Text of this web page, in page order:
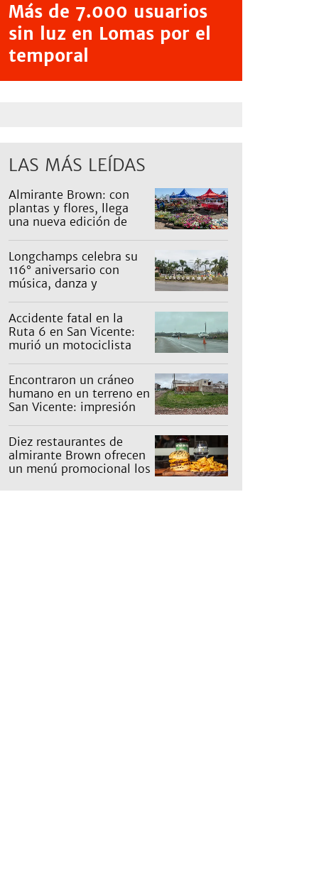
Más de 7.000 usuarios
sin luz en Lomas por el
temporal
LAS MÁS LEÍDAS
Almirante Brown: con
plantas y flores, llega
una nueva edición de
Longchamps celebra su
116° aniversario con
música, danza y
familia
Accidente fatal en la
Ruta 6 en San Vicente:
murió un motociclista
Encontraron un cráneo
humano en un terreno en
San Vicente: impresión
Diez restaurantes de
almirante Brown ofrecen
un menú promocional los